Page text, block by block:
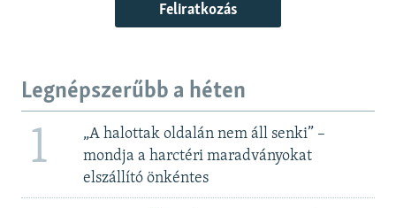
Feliratkozás
Legnépszerűbb a héten
1
„A halottak oldalán nem áll senki” –
mondja a harctéri maradványokat
elszállító önkéntes